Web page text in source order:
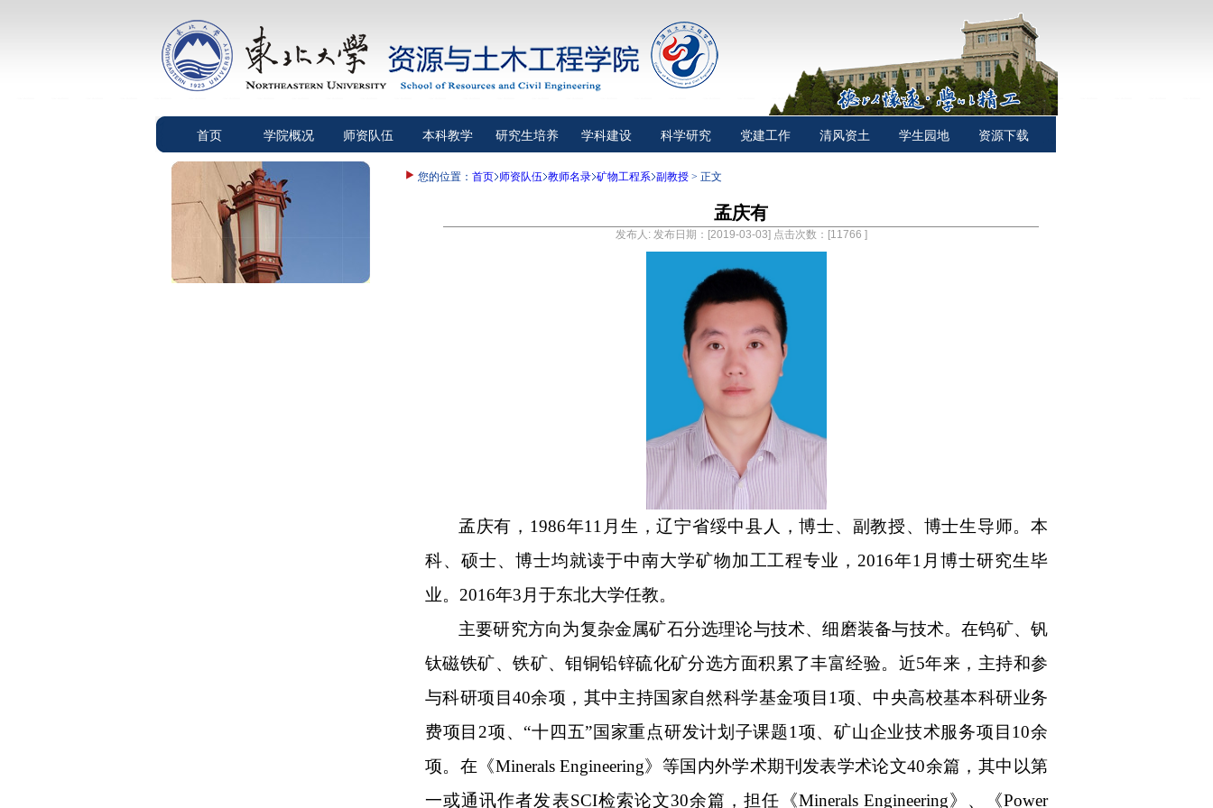
首页 学院概况 师资队伍 本科教学 研究生培养 学科建设 科学研究 党建工作 清风资土 学生园地 资源下载
您的位置： 首页 师资队伍 教师名录 矿物工程系 副教授 > 正文
孟庆有
发布人: 发布日期：[2019-03-03] 点击次数：[11766 ]
孟庆有， 1986年11 月生，辽宁省绥中县人，博士、 副教授、博士生导师。本
科、 硕士、 博士均就读于中南大学矿物加工工程专业 ， 2016年1 月博士研究生毕
业。 2016年3 月于东北大学任教。
主要研究方向为复杂金属矿石分选理论与技术、细磨装备与技术。在钨矿、钒
钛磁铁矿、铁矿、钼铜铅锌硫化矿分选方面积累了丰富经验。近5年来，主持和参
与科研项目 40余项，其中主持国家自然科学基金项目 1项、中央高校基本科研业务
费项目 2项、“十四五”国家重点研发计划子课题1项、矿山企业技术服务项目 10余
项。在 《Minerals Engineering》等国内外学术期刊发表学术论文40余篇，其中 以第
一或通讯作者发表SCI检索论文30余篇 ，担任 《Minerals Engineering》、《Power